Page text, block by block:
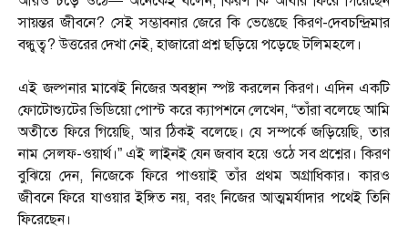
সায়ন্তর জীবনে? সেই সম্ভাবনার জেরে কি ভেঙেছে কিরণ-দেবচন্দ্রিমার
বন্ধুত্ব? উত্তরের দেখা নেই, হাজারো প্রশ্ন ছড়িয়ে পড়েছে টলিমহলে।
এই জল্পনার মাঝেই নিজের অবস্থান স্পষ্ট করলেন কিরণ। এদিন একটি
ফোটোশ্যুটের ভিডিয়ো পোস্ট করে ক্যাপশনে লেখেন, “তাঁরা বলেছে আমি
অতীতে ফিরে গিয়েছি, আর ঠিকই বলেছে। যে সম্পর্কে জড়িয়েছি, তার
নাম সেলফ-ওয়ার্থ।” এই লাইনই যেন জবাব হয়ে ওঠে সব প্রশ্নের। কিরণ
বুঝিয়ে দেন, নিজেকে ফিরে পাওয়াই তাঁর প্রথম অগ্রাধিকার। কারও
জীবনে ফিরে যাওয়ার ইঙ্গিত নয়, বরং নিজের আত্মমর্যাদার পথেই তিনি
ফিরেছেন।